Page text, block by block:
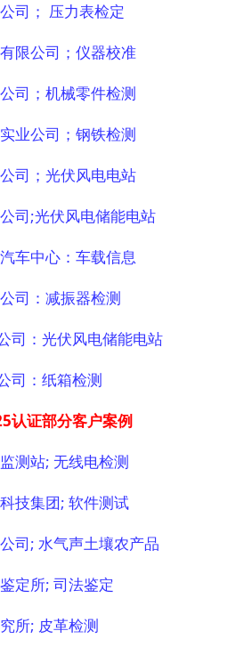
司； 压力表检定
限公司；仪器校准
司；机械零件检测
业公司；钢铁检测
司；光伏风电电站
司;光伏风电储能电站
车中心：车载信息
司：减振器检测
司：光伏风电储能电站
司：纸箱检测
认证部分客户案例
测站; 无线电检测
技集团; 软件测试
司; 水气声土壤农产品
定所; 司法鉴定
所; 皮革检测